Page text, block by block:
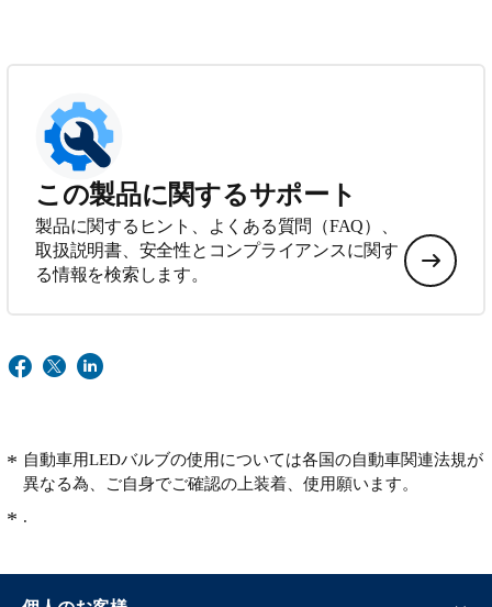
この製品に関するサポート
製品に関するヒント、よくある質問（FAQ）、
取扱説明書、安全性とコンプライアンスに関す
る情報を検索します。
自動車用LEDバルブの使用については各国の自動車関連法規が
異なる為、ご自身でご確認の上装着、使用願います。
.